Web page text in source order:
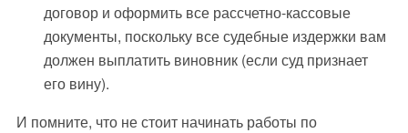
договор и оформить все рассчетно-кассовые
документы, поскольку все судебные издержки вам
должен выплатить виновник (если суд признает
его вину).
И помните, что не стоит начинать работы по